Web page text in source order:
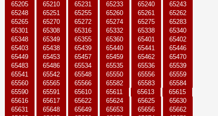
65205
65210 65231 65233 65240
65243
65248
65251 65255 65260 65261
65262
65265
65270 65272 65274 65275
65283
65301
65308 65316 65332 65338
65340
65348
65349 65355 65360 65401
65402
65403
65438 65439 65440 65441
65446
65449
65453 65457 65459 65462
65470
65483
65486 65534 65535 65536
65539
65541
65542 65548 65550 65556
65559
65560
65565 65566 65582 65583
65584
65590
65591 65610 65611 65613
65615
65616
65617 65622 65624 65625
65630
65631
65648 65649 65653 65656
65662